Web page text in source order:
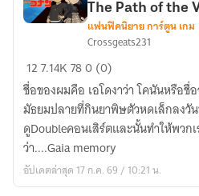
Conan&Kamen
Rider
W]
2คู่หู
มาส
ไร
เด
อร์
The Path of the
เส้นทางของปีศาจพ
แฟนฟิคนิยาย การ์ตูน เกม
Crossgeats231
127.14K780 (0)
ชื่อของผมคือ เอโดงาว่า โคนันหรือชื่
มัธยมปลายที่กินยาพิษตัวหดเล็กลงวัน
ดูDoubleคอนเสิร์ตและนั้นทำให้พวก
ว่า....Gaia memory
อัปเดตล่าสุด 17 ก.ค. 69 / 10:21 น.